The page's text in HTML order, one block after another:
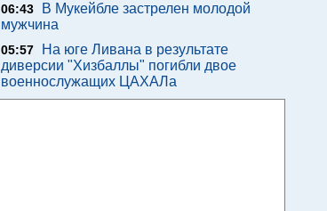
06:43
В Мукейбле застрелен молодой
мужчина
05:57
На юге Ливана в результате
диверсии "Хизбаллы" погибли двое
военнослужащих ЦАХАЛа